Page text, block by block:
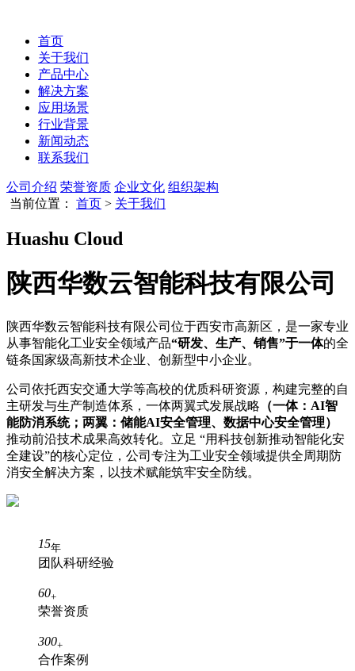
首页
关于我们
产品中心
解决方案
应用场景
行业背景
新闻动态
联系我们
公司介绍 荣誉资质 企业文化 组织架构
当前位置：
首页 > 关于我们
Huashu Cloud
陕西华数云智能科技有限公司
陕西华数云智能科技有限公司位于西安市高新区，是一家专业
从事智能化工业安全领域产品“研发、生产、销售”于一体的全
链条国家级高新技术企业、创新型中小企业。
公司依托西安交通大学等高校的优质科研资源，构建完整的自
主研发与生产制造体系，一体两翼式发展战略 （一体：AI智
能防消系统；两翼：储能AI安全管理、数据中心安全管理）
推动前沿技术成果高效转化。立足 “用科技创新推动智能化安
全建设”的核心定位，公司专注为工业安全领域提供全周期防
消安全解决方案，以技术赋能筑牢安全防线。
15年
团队科研经验
60+
荣誉资质
300+
合作案例